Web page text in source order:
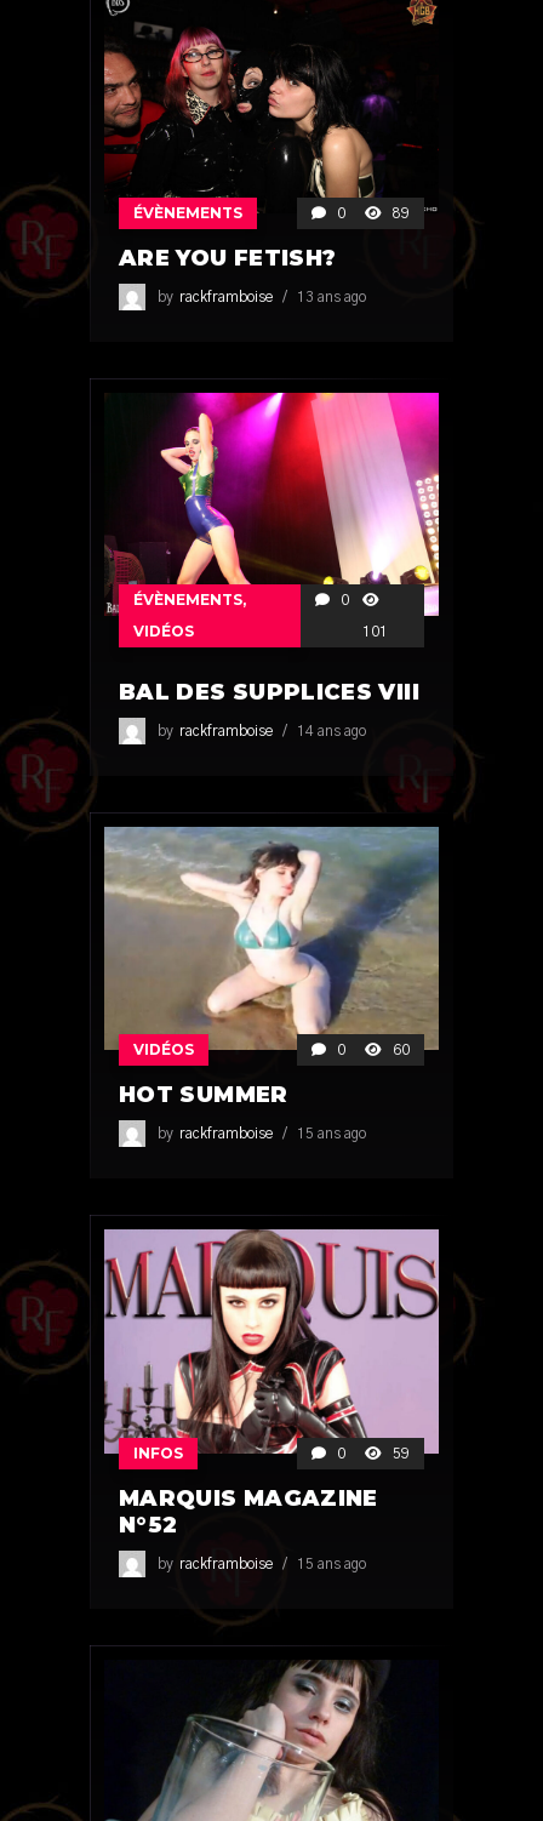
ÉVÈNEMENTS 0 89
ARE YOU FETISH?
by rackframboise 13 ans ago
ÉVÈNEMENTS,
VIDÉOS
0
101
BAL DES SUPPLICES VIII
by rackframboise 14 ans ago
VIDÉOS 0 60
HOT SUMMER
by rackframboise 15 ans ago
INFOS 0 59
MARQUIS MAGAZINE
N°52
by rackframboise 15 ans ago